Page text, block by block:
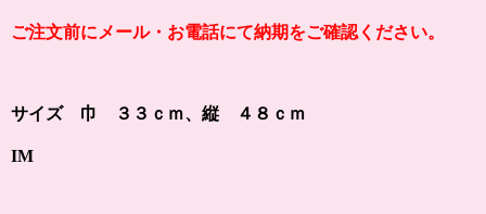
ご注文前にメール・お電話にて納期をご確認ください。
サイズ 巾 ３３ｃｍ、縦 ４８ｃｍ
IM